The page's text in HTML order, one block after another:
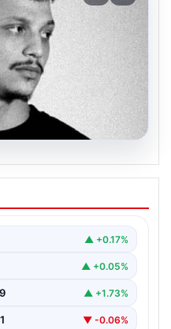
rapçi Yuşa
kontrol ile
▲ +0.17%
▲ +0.05%
▲ +1.73%
▼ -0.06%